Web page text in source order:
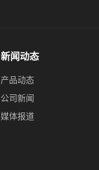
新闻动态
产品动态
公司新闻
媒体报道